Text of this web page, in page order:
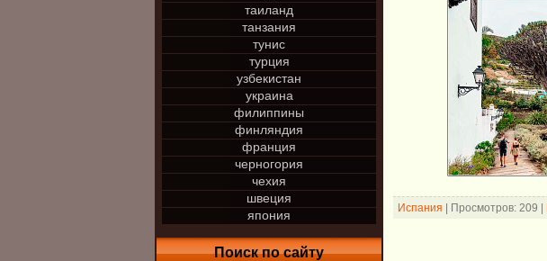
таиланд
танзания
тунис
турция
узбекистан
украина
филиппины
финляндия
франция
черногория
чехия
швеция
япония
Поиск по сайту
Испания Просмотров: 209